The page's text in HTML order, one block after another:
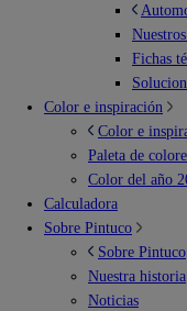
Fichas
Color e inspiración
Color e
Paleta de
Color del año
Calculadora
Sobre Pintuco
Sobre Pintuco
Nuestra historia
Noticias